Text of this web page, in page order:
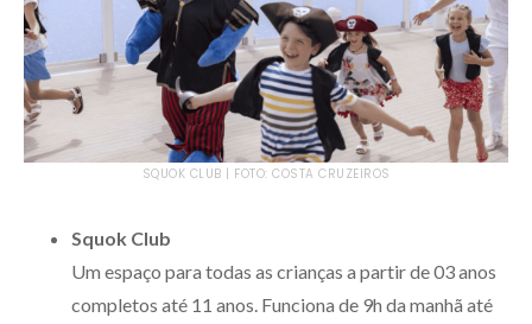
SQUOK CLUB | FOTO: COSTA CRUZEIROS
Squok Club
Um espaço para todas as crianças a partir de 03 anos
completos até 11 anos. Funciona de 9h da manhã até